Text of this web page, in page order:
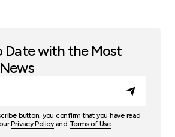
Date with the Most
button, you confirm that you have read
Privacy Policyand Terms of Use